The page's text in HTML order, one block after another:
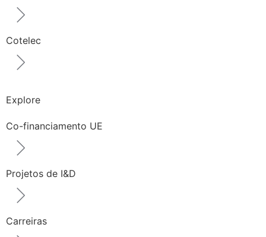
Cotelec
Explore
Co-financiamento UE
Projetos de I&D
Carreiras